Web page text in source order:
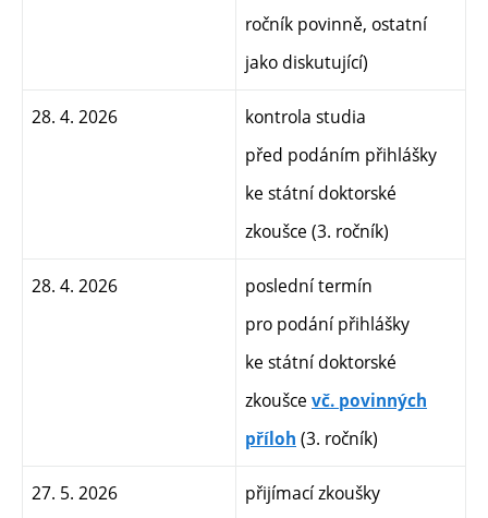
ročník povinně, ostatní
jako diskutující)
28. 4. 2026
kontrola studia
před podáním přihlášky
ke státní doktorské
zkoušce (3. ročník)
28. 4. 2026
poslední termín
pro podání přihlášky
ke státní doktorské
zkoušce vč. povinných
příloh (3. ročník)
27. 5. 2026
přijímací zkoušky